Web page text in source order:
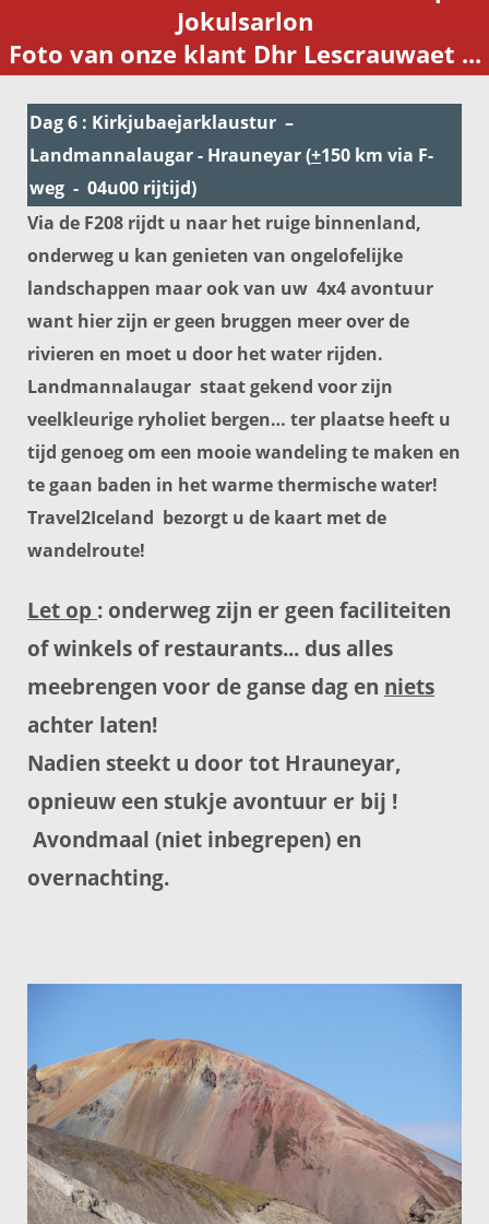
Jokulsarlon
Foto van onze klant Dhr Lescrauwaet ...
Dag 6 : Kirkjubaejarklaustur –
Landmannalaugar - Hrauneyar (+150 km via F-
weg - 04u00 rijtijd)
Via de F208 rijdt u naar het ruige binnenland,
onderweg u kan genieten van ongelofelijke
landschappen maar ook van uw 4x4 avontuur
want hier zijn er geen bruggen meer over de
rivieren en moet u door het water rijden.
Landmannalaugar staat gekend voor zijn
veelkleurige ryholiet bergen… ter plaatse heeft u
tijd genoeg om een mooie wandeling te maken en
te gaan baden in het warme thermische water!
Travel2Iceland bezorgt u de kaart met de
wandelroute!
Let op : onderweg zijn er geen faciliteiten
of winkels of restaurants... dus alles
meebrengen voor de ganse dag en niets
achter laten!
Nadien steekt u door tot Hrauneyar,
opnieuw een stukje avontuur er bij !
Avondmaal (niet inbegrepen) en
overnachting.